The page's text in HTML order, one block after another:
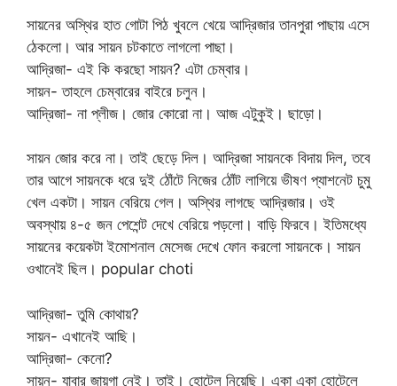
সায়নের অস্থির হাত গোটা পিঠ খুবলে খেয়ে আদ্রিজার তানপুরা পাছায় এসে
ঠেকলো। আর সায়ন চটকাতে লাগলো পাছা।
আদ্রিজা- এই কি করছো সায়ন? এটা চেম্বার।
সায়ন- তাহলে চেম্বারের বাইরে চলুন।
আদ্রিজা- না প্লীজ। জোর কোরো না। আজ এটুকুই। ছাড়ো।
সায়ন জোর করে না। তাই ছেড়ে দিল। আদ্রিজা সায়নকে বিদায় দিল, তবে
তার আগে সায়নকে ধরে দুই ঠোঁটে নিজের ঠোঁট লাগিয়ে ভীষণ প্যাশনেট চুমু
খেল একটা। সায়ন বেরিয়ে গেল। অস্থির লাগছে আদ্রিজার। ওই
অবস্থায় ৪-৫ জন পেশেন্ট দেখে বেরিয়ে পড়লো। বাড়ি ফিরবে। ইতিমধ্যে
সায়নের কয়েকটা ইমোশনাল মেসেজ দেখে ফোন করলো সায়নকে। সায়ন
ওখানেই ছিল। popular choti
আদ্রিজা- তুমি কোথায়?
সায়ন- এখানেই আছি।
আদ্রিজা- কেনো?
সায়ন- যাবার জায়গা নেই। তাই। হোটেল নিয়েছি। একা একা হোটেলে